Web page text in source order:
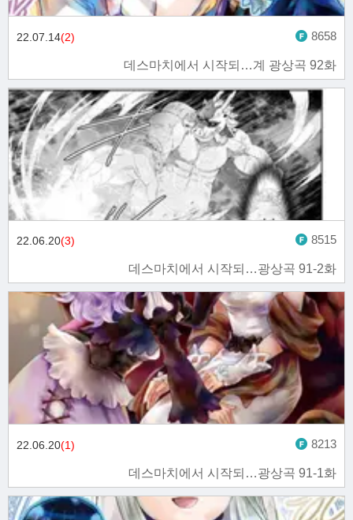
데스마치에서 시작되…계 광상곡 92화
22.07.14(2) 8658
데스마치에서 시작되…광상곡 91-2화
22.06.20(3) 8515
데스마치에서 시작되…광상곡 91-1화
22.06.20(1) 8213